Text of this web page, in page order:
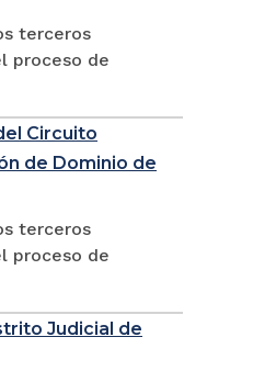
terceros
proceso de
Circuito
de Dominio de
terceros
proceso de
Judicial de